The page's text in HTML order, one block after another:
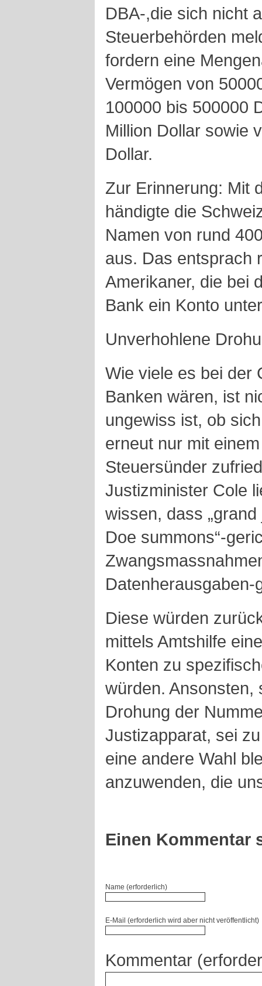
DBA-,die sich nicht
Steuerbehörden
fordern eine
Vermögen von
100000 bis 500000
Million Dollar sowie
Dollar.
Zur Erinnerung: Mit
händigte die
Namen von rund
aus. Das entsprach
Amerikaner, die bei
Bank ein Konto
Unverhohlene
Wie viele es bei der
Banken wären, ist
ungewiss ist, ob
erneut nur mit
Steuersünder
Justizminister Cole
wissen, dass
Doe summons“-
Datenherausgaben-
Diese würden
mittels Amtshilfe
Konten zu
würden. Ansonsten,
Drohung der
Justizapparat, sei
eine andere Wahl
anzuwenden, die
Einen Kommentar
Name (erforderlich)
E-Mail (erforderlich wird aber nicht veröffentlicht)
Kommentar